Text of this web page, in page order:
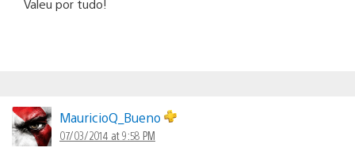
Valeu por tudo!
MauricioQ_Bueno
07/03/2014 at 9:58 PM